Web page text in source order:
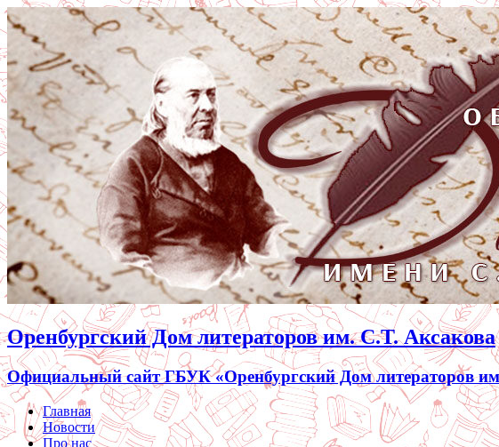
Оренбургский Дом литераторов им. С.Т. Аксакова
Официальный сайт ГБУК «Оренбургский Дом литераторов
Главная
Новости
Про нас